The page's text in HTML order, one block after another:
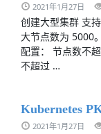
2021年1月27日
创建大型集群 支
大节点数为 5000
配置： 节点数不
不超过 …
Kubernetes
2021年1月27日